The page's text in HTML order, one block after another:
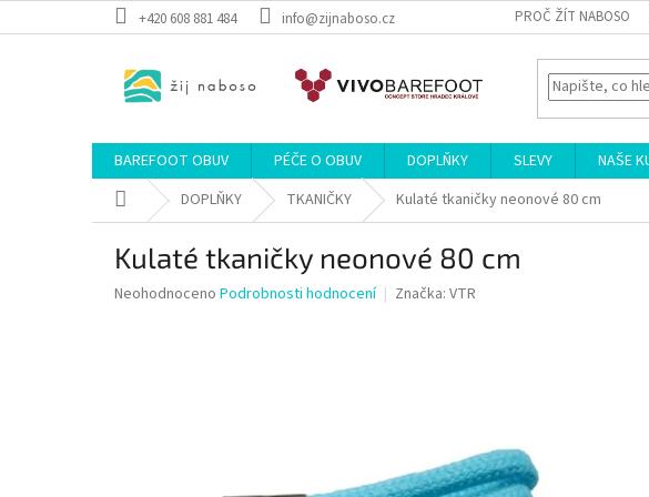
na
+420 608 881 484 info@zijnaboso.cz PROČ ŽÍT NABOSO
BAREFOOT OBUV PÉČE O OBUV DOPLŇKY SLEVY NAŠE
Domů DOPLŇKY TKANIČKY Kulaté tkaničky neonové 80 cm
Kulaté tkaničky neonové 80 cm
Průměrné
Neohodnoceno Podrobnosti hodnocení Značka: VTR